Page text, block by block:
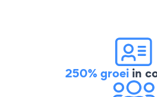
250% groei in